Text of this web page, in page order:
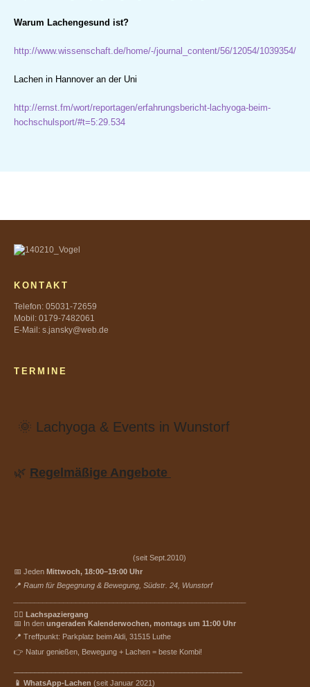
Warum Lachengesund ist?
http://www.wissenschaft.de/home/-/journal_content/56/12054/1039354/
Lachen in Hannover an der Uni
http://ernst.fm/wort/reportagen/erfahrungsbericht-lachyoga-beim-
hochschulsport/#t=5:29.534
KONTAKT
Telefon: 05031-72659
Mobil: 0179-7482061
E-Mail: s.jansky@web.de
TERMINE
🌞 Lachyoga & Events in Wunstorf
🌿 Regelmäßige Angebote
(seit Sept.2010)
📅 Jeden Mittwoch, 18:00–19:00 Uhr
📍 Raum für Begegnung & Bewegung, Südstr. 24, Wunstorf
🚶‍♀️ Lachspaziergang
📅 In den ungeraden Kalenderwochen, montags um 11:00 Uhr
📍 Treffpunkt: Parkplatz beim Aldi, 31515 Luthe
👉 Natur genießen, Bewegung + Lachen = beste Kombi!
📱 WhatsApp-Lachen (seit Januar 2021)